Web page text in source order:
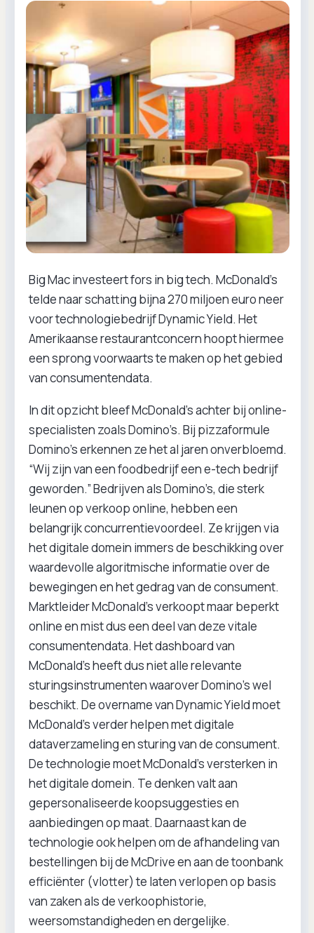
Big Mac investeert fors in big tech. McDonald’s
telde naar schatting bijna 270 miljoen euro neer
voor technologiebedrijf Dynamic Yield. Het
Amerikaanse restaurantconcern hoopt hiermee
een sprong voorwaarts te maken op het gebied
van consumentendata.
In dit opzicht bleef McDonald’s achter bij online-
specialisten zoals Domino’s. Bij pizzaformule
Domino’s erkennen ze het al jaren onverbloemd.
“Wij zijn van een foodbedrijf een e-tech bedrijf
geworden.” Bedrijven als Domino’s, die sterk
leunen op verkoop online, hebben een
belangrijk concurrentievoordeel. Ze krijgen via
het digitale domein immers de beschikking over
waardevolle algoritmische informatie over de
bewegingen en het gedrag van de consument.
Marktleider McDonald’s verkoopt maar beperkt
online en mist dus een deel van deze vitale
consumentendata. Het dashboard van
McDonald’s heeft dus niet alle relevante
sturingsinstrumenten waarover Domino’s wel
beschikt. De overname van Dynamic Yield moet
McDonald’s verder helpen met digitale
dataverzameling en sturing van de consument.
De technologie moet McDonald’s versterken in
het digitale domein. Te denken valt aan
gepersonaliseerde koopsuggesties en
aanbiedingen op maat. Daarnaast kan de
technologie ook helpen om de afhandeling van
bestellingen bij de McDrive en aan de toonbank
efficiënter (vlotter) te laten verlopen op basis
van zaken als de verkoophistorie,
weersomstandigheden en dergelijke.